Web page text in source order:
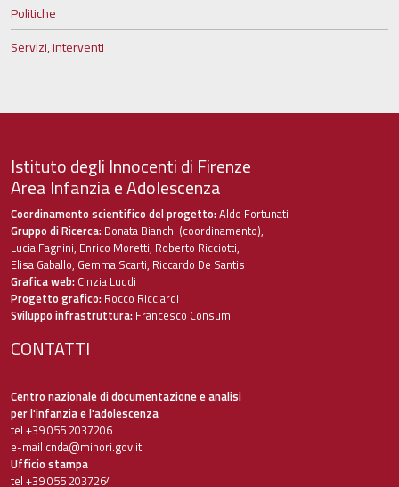
Politiche
Servizi, interventi
Istituto degli Innocenti di Firenze
Area Infanzia e Adolescenza
Coordinamento scientifico del progetto:Aldo Fortunati
Gruppo di Ricerca: Donata Bianchi (coordinamento),
Lucia Fagnini, Enrico Moretti, Roberto Ricciotti,
Elisa Gaballo, Gemma Scarti, Riccardo De Santis
Grafica web: Cinzia Luddi
Progetto grafico: Rocco Ricciardi
Sviluppo infrastruttura: Francesco Consumi
CONTATTI
Centro nazionale di documentazione e analisi
per l'infanzia e l'adolescenza
tel +39 055 2037206
e-mail cnda@minori.gov.it
Ufficio stampa
tel +39 055 2037264